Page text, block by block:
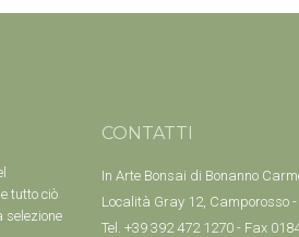
tutto ciò
CONTATTI
In Arte Bonsai di Bonanno
Località Gray 12, Camporosso
Tel. +39 392 472 1270 - Fax